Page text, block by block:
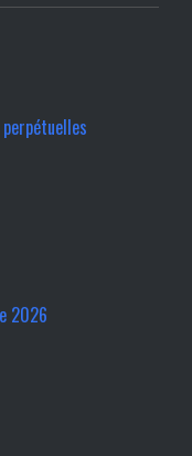
perpétuelles
2026